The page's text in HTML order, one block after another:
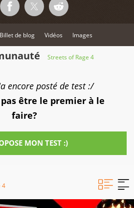
Billet de blog Vidéos Images
Streets of Rage 4
encore posté de test :/
être le premier à le
faire?
MON TEST :)
4